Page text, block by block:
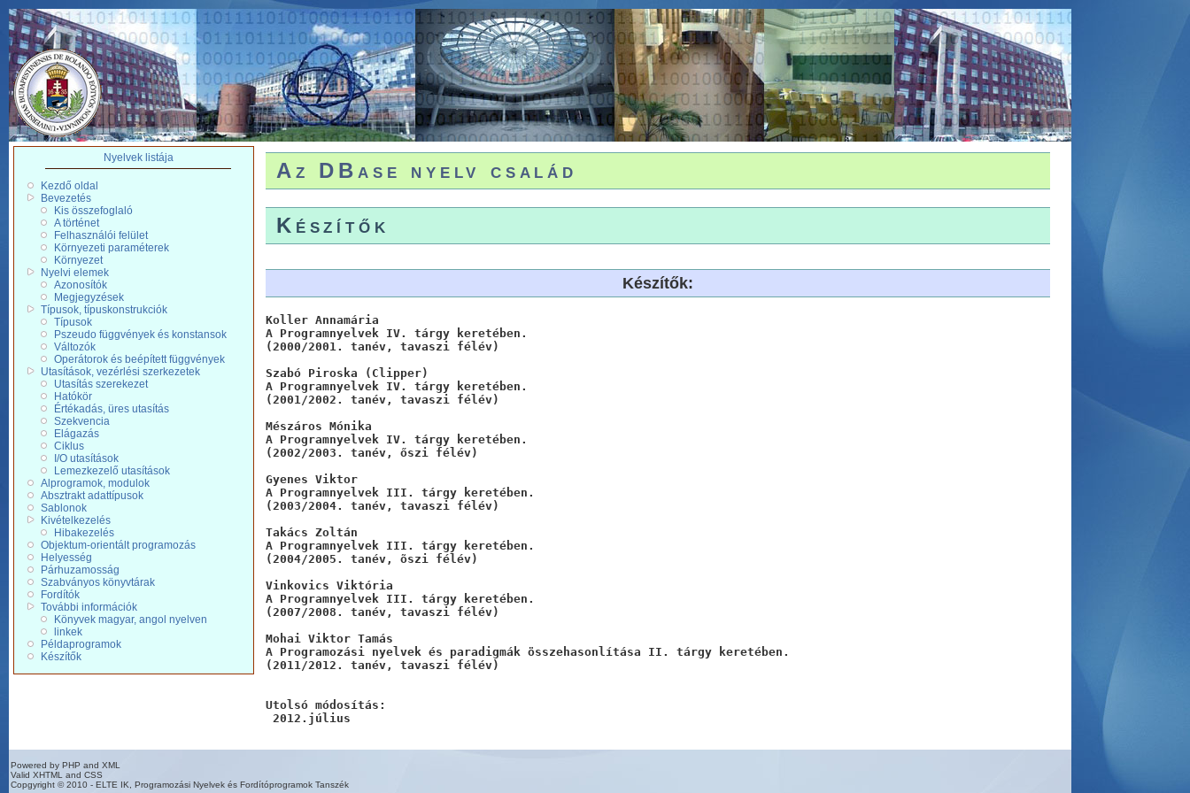
Nyelvek listája
Kezdő oldal
Bevezetés
Kis összefoglaló
A történet
Felhasználói felület
Környezeti paraméterek
Környezet
Nyelvi elemek
Azonosítók
Megjegyzések
Típusok, típuskonstrukciók
Típusok
Pszeudo függvények és konstansok
Változók
Operátorok és beépített függvények
Utasítások, vezérlési szerkezetek
Utasítás szerekezet
Hatókör
Értékadás, üres utasítás
Szekvencia
Elágazás
Ciklus
I/O utasítások
Lemezkezelő utasítások
Alprogramok, modulok
Absztrakt adattípusok
Sablonok
Kivételkezelés
Hibakezelés
Objektum-orientált programozás
Helyesség
Párhuzamosság
Szabványos könyvtárak
Fordítók
További információk
Könyvek magyar, angol nyelven
linkek
Példaprogramok
Készítők
Az DBase nyelv család
Készítők
Készítők:
Koller Annamária
A Programnyelvek IV. tárgy keretében.
(2000/2001. tanév, tavaszi félév)
Szabó Piroska (Clipper)
A Programnyelvek IV. tárgy keretében.
(2001/2002. tanév, tavaszi félév)
Mészáros Mónika
A Programnyelvek IV. tárgy keretében.
(2002/2003. tanév, őszi félév)
Gyenes Viktor
A Programnyelvek III. tárgy keretében.
(2003/2004. tanév, tavaszi félév)
Takács Zoltán
A Programnyelvek III. tárgy keretében.
(2004/2005. tanév, õszi félév)
Vinkovics Viktória
A Programnyelvek III. tárgy keretében.
(2007/2008. tanév, tavaszi félév)
Mohai Viktor Tamás
A Programozási nyelvek és paradigmák összehasonlítása II. tárgy keretében.
(2011/2012. tanév, tavaszi félév)
Utolsó módosítás:
2012.július
Powered by PHP and XML
Valid XHTML and CSS
Copgyright © 2010 - ELTE IK, Programozási Nyelvek és Fordítóprogramok Tanszék